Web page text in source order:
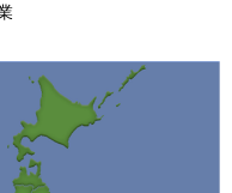
遂行するために、
し必要な範囲で個
す。その場合、当
に関する契約を結
。